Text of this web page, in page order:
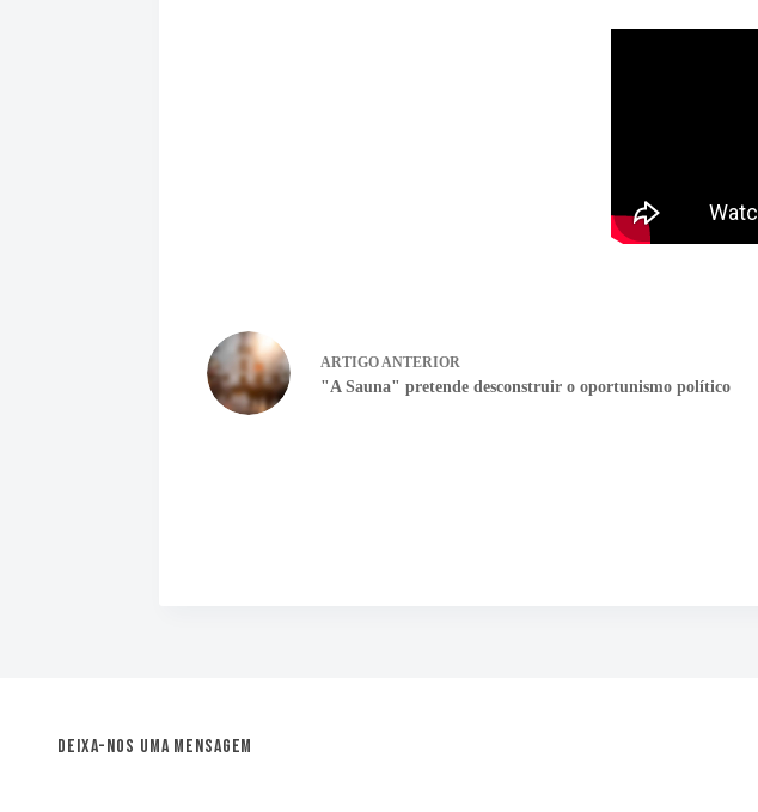
ARTIGOANTERIOR
"A Sauna" pretende desconstruir o oportunismo político
Deixa-nos uma mensagem